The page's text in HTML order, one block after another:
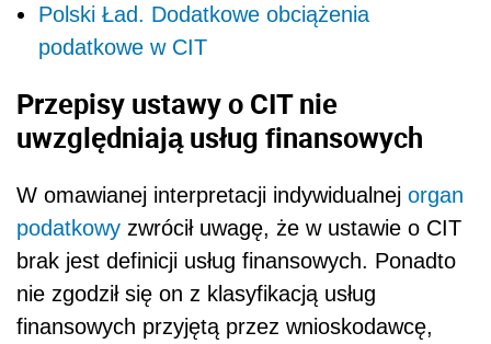
Polski Ład. Dodatkowe obciążenia
podatkowe w CIT
Przepisy ustawy o CIT nie
uwzględniają usług finansowych
W omawianej interpretacji indywidualnej organ
podatkowy zwrócił uwagę, że w ustawie o CIT
brak jest definicji usług finansowych. Ponadto
nie zgodził się on z klasyfikacją usług
finansowych przyjętą przez wnioskodawcę,